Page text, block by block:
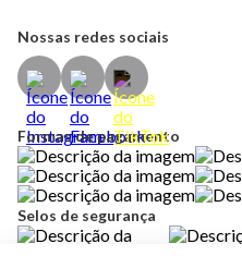
Nossas redes sociais
Formas de pagamento
Selos de segurança